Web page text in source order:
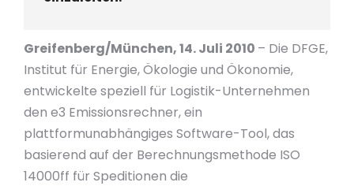
Greifenberg/München, 14. Juli 2010 – Die DFGE,
Institut für Energie, Ökologie und Ökonomie,
entwickelte speziell für Logistik-Unternehmen
den e3 Emissionsrechner, ein
plattformunabhängiges Software-Tool, das
basierend auf der Berechnungsmethode ISO
14000ff für Speditionen die